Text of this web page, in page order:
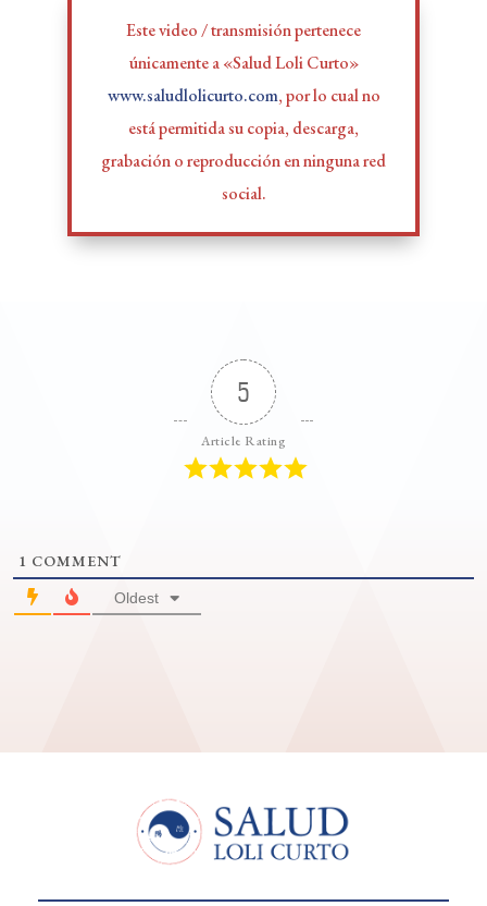
Este video / transmisión pertenece
únicamente a «Salud Loli Curto»
www.saludlolicurto.com, por lo cual no
está permitida su copia, descarga,
grabación o reproducción en ninguna red
social.
5
Article Rating
1 COMMENT
Oldest